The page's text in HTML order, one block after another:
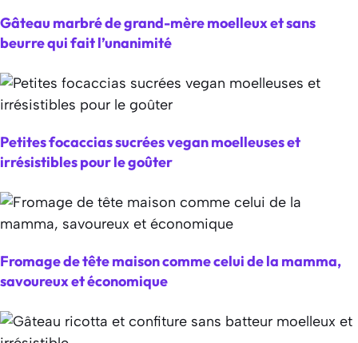
Gâteau marbré de grand-mère moelleux et sans
beurre qui fait l’unanimité
Petites focaccias sucrées vegan moelleuses et
irrésistibles pour le goûter
Fromage de tête maison comme celui de la mamma,
savoureux et économique